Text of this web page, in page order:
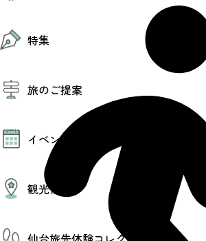
お得なチケット
エリアガイド
仙台観光PR動画ライブラリー
仙台から行く東北周遊旅
伝統的工芸品
特集
夜時間トピックス
旅のご提案
モデルコース
AIおまかせコース
オリジナルプラン
みんなの旅行記
イベント
イベント情報
その他イベント情報（音楽・展示会）
コンベンション情報
観光情報
温泉